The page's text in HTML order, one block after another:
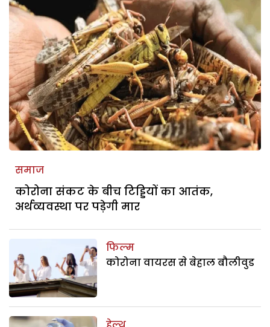
समाज
कोरोना संकट के बीच टिड्डियों का आतंक,
अर्थव्यवस्था पर पड़ेगी मार
फिल्म
कोरोना वायरस से बेहाल बौलीवुड